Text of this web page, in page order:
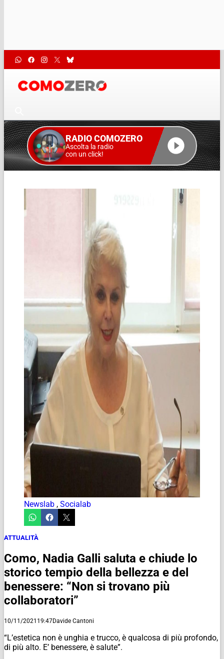
RADIO COMOZERO
Ascolta la radio
con un click!
Newslab , Socialab
ATTUALITÀ
Como, Nadia Galli saluta e chiude lo
storico tempio della bellezza e del
benessere: “Non si trovano più
collaboratori”
10/11/2021 19:47Davide Cantoni
“L’estetica non è unghia e trucco, è qualcosa di più profondo,
di più alto. E’ benessere, è salute”.